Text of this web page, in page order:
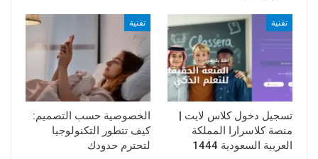
تقنية
تسجيل دخول كلاس لايت |
منصة كلاسرارا المملكة
العربية السعودية 1444
تقنية
الخصوصية حسب التصميم:
كيف تتطور التكنولوجيا
لتحترم حدودك